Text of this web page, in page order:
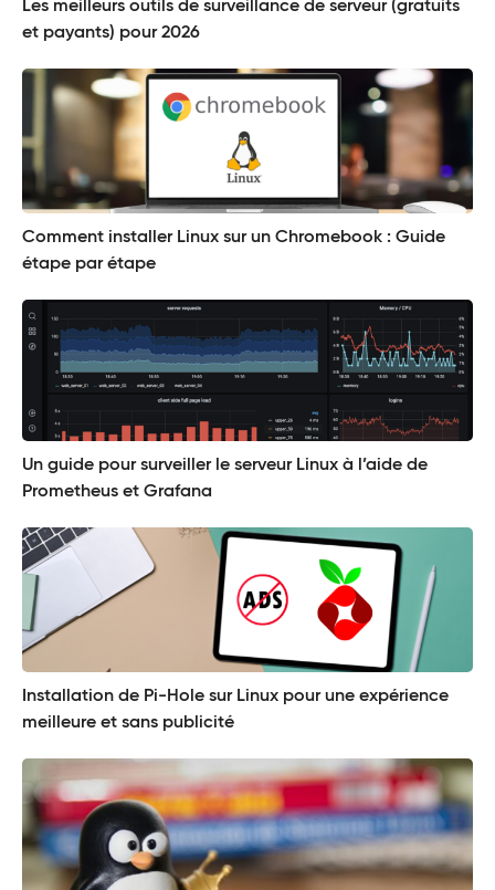
Les meilleurs outils de surveillance de serveur (gratuits
et payants) pour 2026
Comment installer Linux sur un Chromebook : Guide
étape par étape
Un guide pour surveiller le serveur Linux à l’aide de
Prometheus et Grafana
Installation de Pi-Hole sur Linux pour une expérience
meilleure et sans publicité